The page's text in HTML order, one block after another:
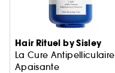
Hair Rituel by Sisley
La Cure Antipelliculaire
Apaisante